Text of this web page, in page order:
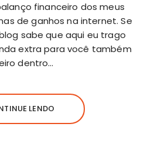
financeiro dos meus
de ganhos na internet. Se
sabe que aqui eu trago
extra para você também
dentro…
LENDO